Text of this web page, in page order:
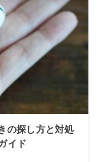
の探し方と対処
イド